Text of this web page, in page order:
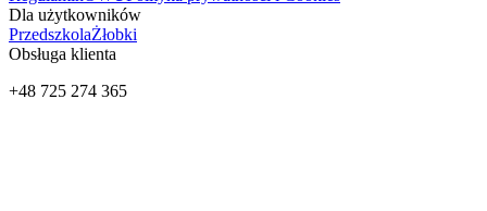
Dla użytkowników
PrzedszkolaŻłobki
Obsługa klienta
+48 725 274 365